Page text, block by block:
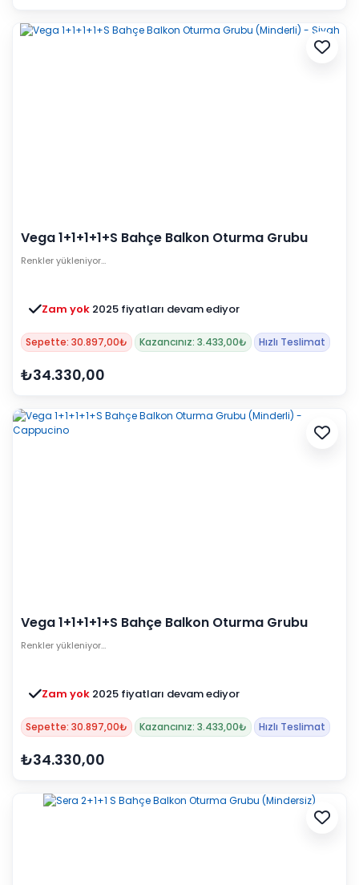
Vega 1+1+1+1+S Bahçe Balkon Oturma Grubu
(Minderli) - Siyah
Renkler yükleniyor…
Zam yok 2025 fiyatları devam ediyor
Sepette: 30.897,00₺ Kazancınız: 3.433,00₺ Hızlı Teslimat
₺34.330,00
Vega 1+1+1+1+S Bahçe Balkon Oturma Grubu
(Minderli) - Cappucino
Renkler yükleniyor…
Zam yok 2025 fiyatları devam ediyor
Sepette: 30.897,00₺ Kazancınız: 3.433,00₺ Hızlı Teslimat
₺34.330,00